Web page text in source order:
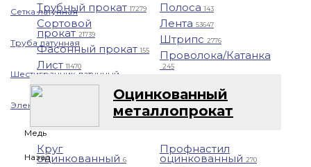
Сетка латунная
Труба латунная
Шестигранник латунный
Электрод латунный
Медь
Назад
Трубный прокат17279
Сортовой
прокат 21739
Фасонный прокат155
Лист11470
Полоса143
Лента 53647
Штрипс 2776
Проволока/Катанка
245
Оцинкованный
металлопрокат
Круг
оцинкованный 6
Профнастил
оцинкованный 270